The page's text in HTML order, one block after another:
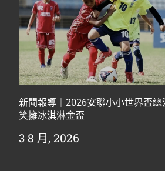
新聞報導｜2026安聯小小世界盃總
笑擁冰淇淋金盃
3 8 月, 2026